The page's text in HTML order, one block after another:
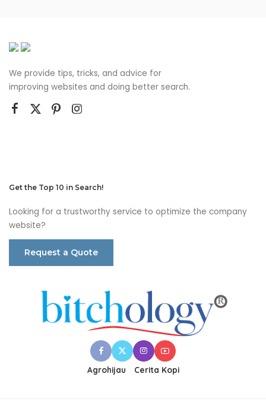
We provide tips, tricks, and advice for
improving websites and doing better search.
Get the Top 10 in Search!
Looking for a trustworthy service to optimize the company
website?
Request a Quote
Agrohijau Cerita Kopi